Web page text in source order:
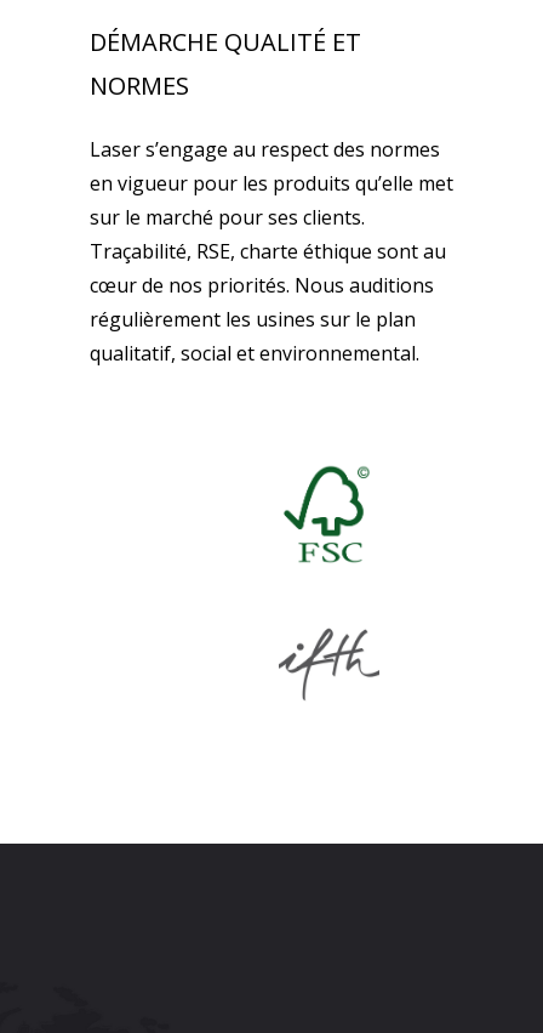
DÉMARCHE QUALITÉ ET
NORMES
Laser s’engage au respect des normes
en vigueur pour les produits qu’elle met
sur le marché pour ses clients.
Traçabilité, RSE, charte éthique sont au
cœur de nos priorités. Nous auditions
régulièrement les usines sur le plan
qualitatif, social et environnemental.